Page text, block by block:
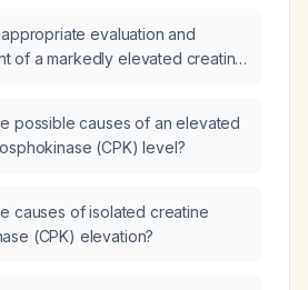
evaluation and
of a markedly elevated creatine
possible causes of an elevated
(CPK) level?
causes of isolated creatine
(CPK) elevation?